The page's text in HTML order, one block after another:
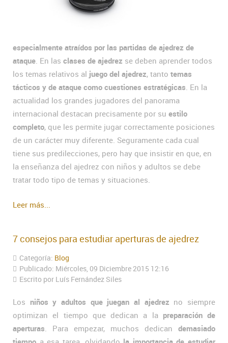
especialmente atraídos por las partidas de ajedrez de
ataque. En las clases de ajedrez se deben aprender todos
los temas relativos al juego del ajedrez, tanto temas
tácticos y de ataque como cuestiones estratégicas. En la
actualidad los grandes jugadores del panorama
internacional destacan precisamente por su estilo
completo, que les permite jugar correctamente posiciones
de un carácter muy diferente. Seguramente cada cual
tiene sus predilecciones, pero hay que insistir en que, en
la enseñanza del ajedrez con niños y adultos se debe
tratar todo tipo de temas y situaciones.
Leer más...
7 consejos para estudiar aperturas de ajedrez
Categoría: Blog
Publicado: Miércoles, 09 Diciembre 2015 12:16
Escrito por Luís Fernández Siles
Los niños y adultos que juegan al ajedrez no siempre
optimizan el tiempo que dedican a la preparación de
aperturas. Para empezar, muchos dedican demasiado